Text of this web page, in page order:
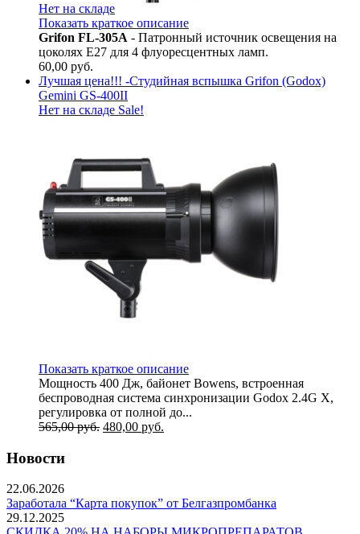
Нет на складе
Показать краткое описание
Grifon FL-305A - Патронный источник освещения на
цоколях Е27 для 4 флуоресцентных ламп.
60,00 руб.
Лучшая цена!!! -Студийная вспышка Grifon (Godox)
Gemini GS-400II
Нет на складе Sale!
Показать краткое описание
Мощность 400 Дж, байонет Bowens, встроенная
беспроводная система синхронизации Godox 2.4G X,
регулировка от полной до...
565,00руб. 480,00 руб.
Новости
22.06.2026
Заработала “Карта покупок” от Белгазпромбанка
29.12.2025